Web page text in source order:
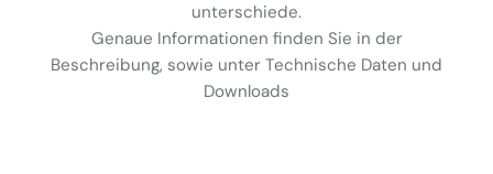
unterschiede.
Genaue Informationen finden Sie in der
Beschreibung, sowie unter Technische Daten und
Downloads